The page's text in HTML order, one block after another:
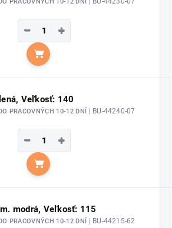
+
−
Do košíka
Veľkosť: 140
PRACOVNÝCH 10-12 DNÍ | BU-44240-07
+
−
Do košíka
modrá, Veľkosť: 115
PRACOVNÝCH 10-12 DNÍ | BU-44215-62